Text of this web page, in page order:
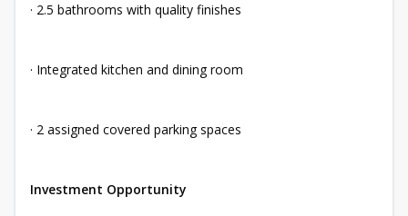
· 2.5 bathrooms with quality finishes
· Integrated kitchen and dining room
· 2 assigned covered parking spaces
Investment Opportunity